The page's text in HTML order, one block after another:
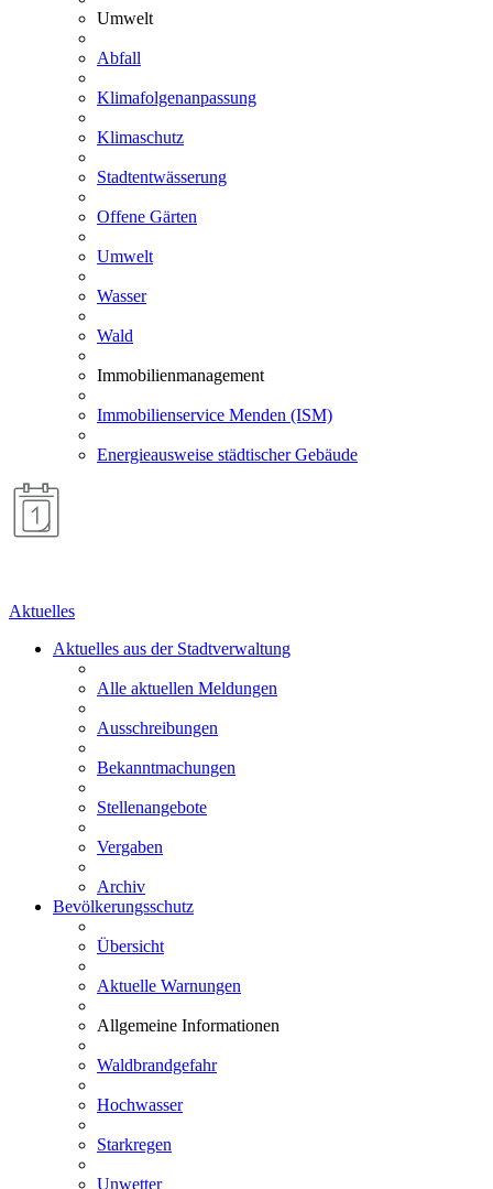
Umwelt
Abfall
Klimafolgenanpassung
Klimaschutz
Stadtentwässerung
Offene Gärten
Umwelt
Wasser
Wald
Immobilienmanagement
Immobilienservice Menden (ISM)
Energieausweise städtischer Gebäude
Aktuelles
Aktuelles aus der Stadtverwaltung
Alle aktuellen Meldungen
Ausschreibungen
Bekanntmachungen
Stellenangebote
Vergaben
Archiv
Bevölkerungsschutz
Übersicht
Aktuelle Warnungen
Allgemeine Informationen
Waldbrandgefahr
Hochwasser
Starkregen
Unwetter